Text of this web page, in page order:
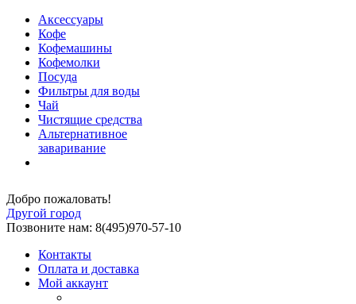
Аксессуары
Кофе
Кофемашины
Кофемолки
Посуда
Фильтры для воды
Чай
Чистящие средства
Альтернативное
заваривание
Добро пожаловать!
Другой город
Позвоните нам: 8(495)970-57-10
Контакты
Оплата и доставка
Мой аккаунт